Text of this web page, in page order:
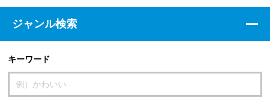
ジャンル検索
キーワード